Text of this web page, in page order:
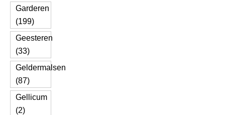
Garderen
(199)
Geesteren
(33)
Geldermalsen
(87)
Gellicum
(2)